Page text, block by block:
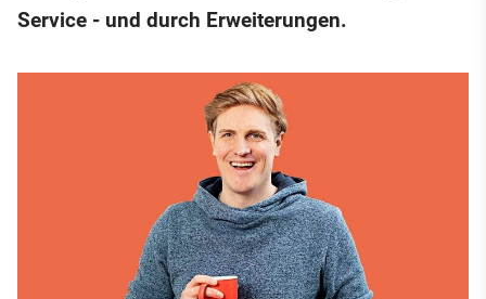
Service - und durch Erweiterungen.